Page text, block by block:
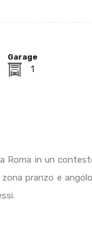
Garage
1
Roma in un
pranzo e